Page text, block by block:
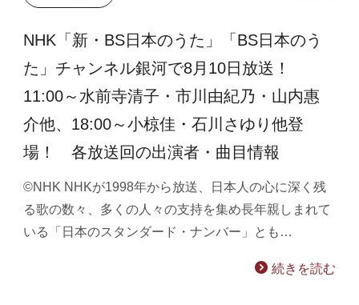
NHK「新・BS日本のうた」「BS日本のう
た」チャンネル銀河で8月10日放送！
11:00～水前寺清子・市川由紀乃・山内惠
介他、18:00～小椋佳・石川さゆり他登
場！ 各放送回の出演者・曲目情報
©NHK NHKが1998年から放送、日本人の心に深く残
る歌の数々、多くの人々の支持を集め長年親しまれて
いる「日本のスタンダード・ナンバー」とも…
続きを読む